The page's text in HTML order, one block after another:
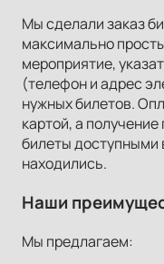
Мы сделали заказ
максимально
мероприятие,
(телефон и адрес
нужных билетов.
картой, а
билеты доступными
находились.
Наши
Мы предлагаем: